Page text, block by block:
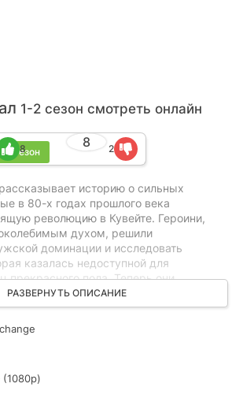
1-2 сезон смотреть онлайн
2 сезон
8
8 2
историю о сильных
в 80-х годах прошлого века
революцию в Кувейте. Героини,
духом, решили
доминации и исследовать
казалась недоступной для
прекрасного пола. Теперь они
бирже, где царит крайне жесткая и
а также присутствует
Казалось бы, что они
но героини готовы
людей о данной сфере, несмотря на
они столкнутся на начальном
РАЗВЕРНУТЬ ОПИСАНИЕ
(1080p)